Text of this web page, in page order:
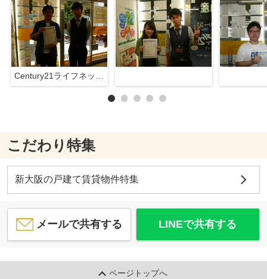
こだわり特集
新大阪の戸建て賃貸物件特集
メールで共有する LINEで共有する
ページトップへ